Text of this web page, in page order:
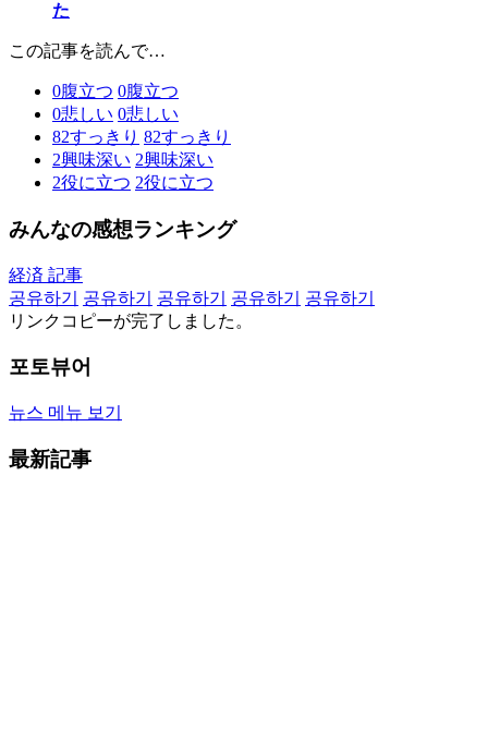
た
この記事を読んで…
0腹立つ 0腹立つ
0悲しい 0悲しい
82すっきり 82すっきり
2興味深い 2興味深い
2役に立つ 2役に立つ
みんなの感想ランキング
経済 記事
공유하기
공유하기 공유하기 공유하기
공유하기
リンクコピーが完了しました。
포토뷰어
뉴스 메뉴 보기
最新記事